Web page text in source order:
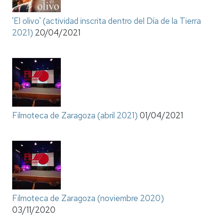
'El olivo' (actividad inscrita dentro del Día de la Tierra
2021) 20/04/2021
Filmoteca de Zaragoza (abril 2021) 01/04/2021
Filmoteca de Zaragoza (noviembre 2020)
03/11/2020